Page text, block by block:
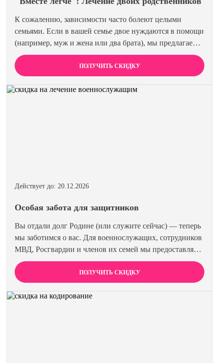
К сожалению, зависимости часто болеют целыми
семьями. Если в вашей семье двое нуждаются в помощи
(например, муж и жена или два брата), мы предлагаем
специальную цену на одновременное лечение. Второй
член семьи получает скидку 15%. Лечиться вместе
эффективнее и выгоднее.
ПОЛУЧИТЬ СКИДКУ
Действует до: 20.12.2026
Особая забота для защитников
Вы отдали долг Родине (или служите сейчас) — теперь
мы заботимся о вас. Для военнослужащих, сотрудников
МВД, Росгвардии и членов их семей мы предоставляем
скидку 15% на все виды лечения и кодирования.
Полная анонимность и уважение к вашему статусу
гарантированы. Действуйте по удостоверению.
ПОЛУЧИТЬ СКИДКУ